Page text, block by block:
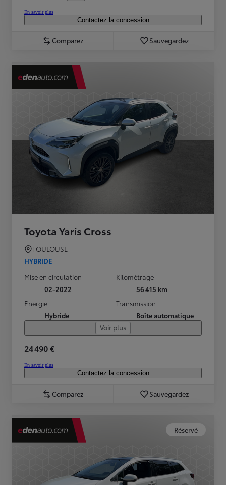
En savoir plus
Contactez la concession
Comparez Sauvegardez
Toyota Yaris Cross
TOULOUSE
HYBRIDE
Mise en circulation
02-2022
Kilométrage
56 415 km
Energie
Hybride
Transmission
Boîte automatique
Voir plus
24 490 €
En savoir plus
Contactez la concession
Comparez Sauvegardez
Réservé